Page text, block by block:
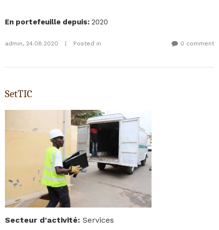
En portefeuille depuis: 2020
admin, 24.08.2020 Posted in 0 comment
SetTIC
Secteur d'activité: Services